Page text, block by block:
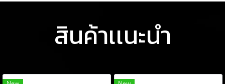
สินค้าเเนะนำ